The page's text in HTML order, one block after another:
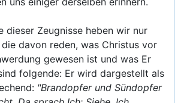
dieser Zeugnisse heben wir nur
davon reden, was Christus vor
gewesen ist und was Er
folgende: Er wird dargestellt als
"Brandopfer und Sündopfer